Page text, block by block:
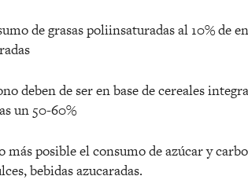
de grasas poliinsaturadas al 10% de
deben de ser en base de cereales
un 50-60%
más posible el consumo de azúcar y
bebidas azucaradas.